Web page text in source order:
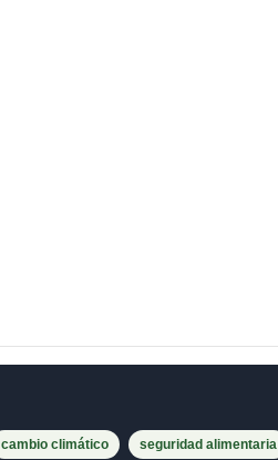
cambio climático seguridad alimentaria